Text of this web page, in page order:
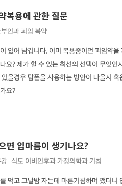
복용에 관한 질문
인과피임 복약
있어 남깁니다. 이미 복용중이던 피임약
요? 제가 할 수 있는 최선의 선택이 무엇
을경우 탐폰을 사용하는 방안이 나을지
요?
면 입마름이 생기나요?
·식도 이비인후과 가정의학과 기침
먹고 그날밤 자는데 마른기침하며 깼더